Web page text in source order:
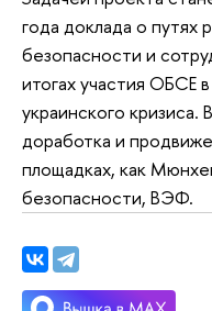
года доклада о
безопасности и
итогах участия ОБСЕ
украинского кризиса.
доработка и
площадках, как
безопасности, ВЭФ.